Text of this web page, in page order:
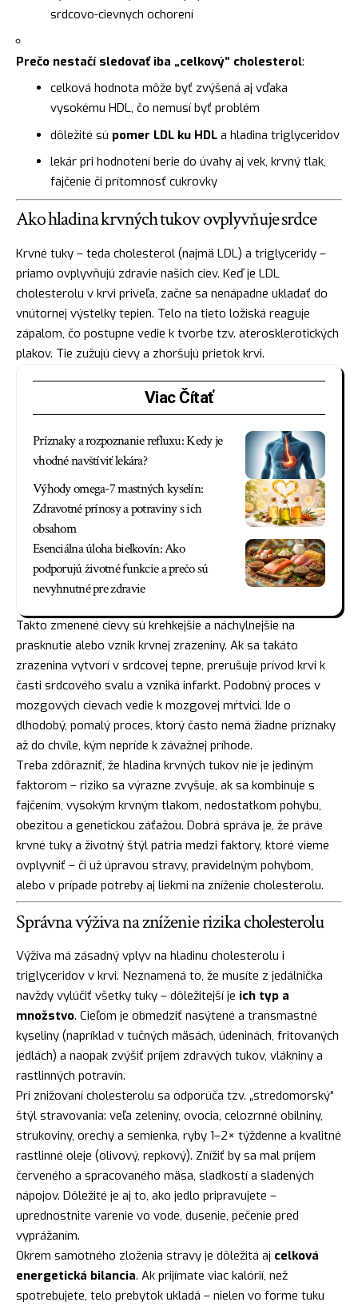
srdcovo-cievnych ochorení
Prečo nestačí sledovať iba „celkový“ cholesterol:
celková hodnota môže byť zvýšená aj vďaka
vysokému HDL, čo nemusí byť problém
dôležité sú pomer LDL ku HDLa hladina triglyceridov
lekár pri hodnotení berie do úvahy aj vek, krvný tlak,
fajčenie či prítomnosť cukrovky
Ako hladina krvných tukov ovplyvňuje srdce
Krvné tuky – teda cholesterol (najmä LDL) a triglyceridy –
priamo ovplyvňujú zdravie našich ciev. Keď je LDL
cholesterolu v krvi priveľa, začne sa nenápadne ukladať do
vnútornej výstelky tepien. Telo na tieto ložiská reaguje
zápalom, čo postupne vedie k tvorbe tzv. aterosklerotických
plakov. Tie zužujú cievy a zhoršujú prietok krvi.
Viac Čítať
Príznaky a rozpoznanie refluxu: Kedy je
vhodné navštíviť lekára?
Výhody omega-7 mastných kyselín:
Zdravotné prínosy a potraviny s ich
obsahom
Esenciálna úloha bielkovín: Ako
podporujú životné funkcie a prečo sú
nevyhnutné pre zdravie
Takto zmenené cievy sú krehkejšie a náchylnejšie na
prasknutie alebo vznik krvnej zrazeniny. Ak sa takáto
zrazenina vytvorí v srdcovej tepne, prerušuje prívod krvi k
časti srdcového svalu a vzniká infarkt. Podobný proces v
mozgových cievach vedie k mozgovej mŕtvici. Ide o
dlhodobý, pomalý proces, ktorý často nemá žiadne príznaky
až do chvíle, kým nepríde k závažnej príhode.
Treba zdôrazniť, že hladina krvných tukov nie je jediným
faktorom – riziko sa výrazne zvyšuje, ak sa kombinuje s
fajčením, vysokým krvným tlakom, nedostatkom pohybu,
obezitou a genetickou záťažou. Dobrá správa je, že práve
krvné tuky a životný štýl patria medzi faktory, ktoré vieme
ovplyvniť – či už úpravou stravy, pravidelným pohybom,
alebo v prípade potreby aj liekmi na zníženie cholesterolu.
Správna výživa na zníženie rizika cholesterolu
Výživa má zásadný vplyv na hladinu cholesterolu i
triglyceridov v krvi. Neznamená to, že musíte z jedálnička
navždy vylúčiť všetky tuky – dôležitejší je ich typ a
množstvo. Cieľom je obmedziť nasýtené a transmastné
kyseliny (napríklad v tučných mäsách, údeninách, fritovaných
jedlách) a naopak zvýšiť príjem zdravých tukov, vlákniny a
rastlinných potravín.
Pri znižovaní cholesterolu sa odporúča tzv. „stredomorský“
štýl stravovania: veľa zeleniny, ovocia, celozrnné obilniny,
strukoviny, orechy a semienka, ryby 1–2× týždenne a kvalitné
rastlinné oleje (olivový, repkový). Znížiť by sa mal príjem
červeného a spracovaného mäsa, sladkostí a sladených
nápojov. Dôležité je aj to, ako jedlo pripravujete –
uprednostnite varenie vo vode, dusenie, pečenie pred
vyprážaním.
Okrem samotného zloženia stravy je dôležitá aj celková
energetická bilancia. Ak prijímate viac kalórií, než
spotrebujete, telo prebytok ukladá – nielen vo forme tuku